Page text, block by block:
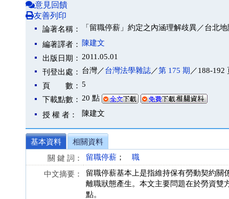
意見回饋
友善列印
論著名稱： 「留職停薪」約定之內涵理解歧異／台北
編著譯者：
陳建文
出版日期： 2011.05.01
刊登出處： 台灣／台灣法學雜誌／第 175 期 ／188-192
頁 數： 5
下載點數： 20 點
授 權 者： 陳建文
基本資料
相關資料
關 鍵 詞：
留職停薪 ； 離職
中文摘要：
留職停薪基本上是指維持保有勞動契約關
離職狀態產生。本文主要問題在於勞資雙
點。